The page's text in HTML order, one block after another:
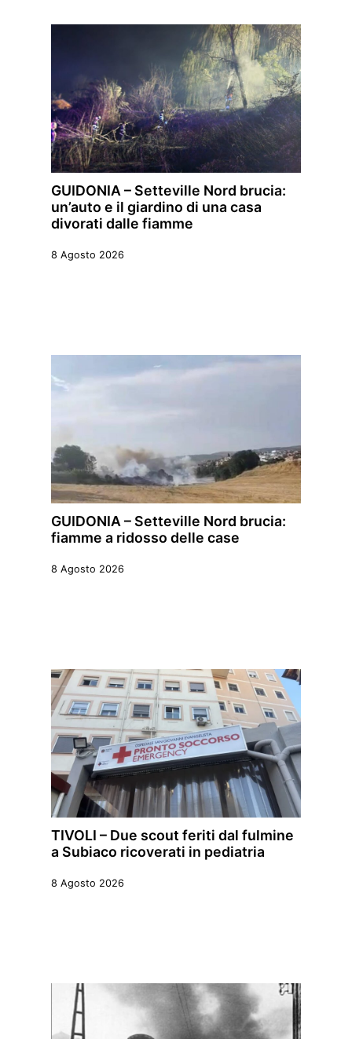
GUIDONIA – Setteville Nord brucia:
un’auto e il giardino di una casa
divorati dalle fiamme
8 Agosto 2026
GUIDONIA – Setteville Nord brucia:
fiamme a ridosso delle case
8 Agosto 2026
TIVOLI – Due scout feriti dal fulmine
a Subiaco ricoverati in pediatria
8 Agosto 2026